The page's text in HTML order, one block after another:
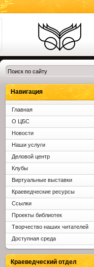
Библиотеки
Клина. Клинская
ЦБС.
Навигация
Главная
О ЦБС
Новости
Наши услуги
Деловой центр
Клубы
Виртуальные выставки
Краеведческие ресурсы
Ссылки
Проекты библиотек
Творчество наших читателей
Доступная среда
Краеведческий отдел